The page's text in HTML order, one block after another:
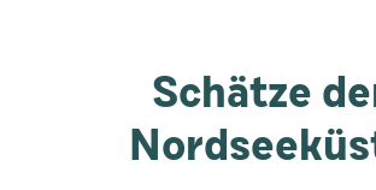
Schätze